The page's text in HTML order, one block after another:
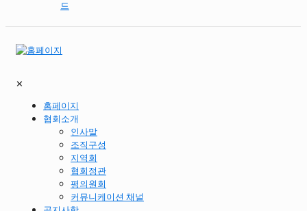
드
✕
홈페이지
협회소개
인사말
조직구성
지역회
협회정관
평의원회
커뮤니케이션 채널